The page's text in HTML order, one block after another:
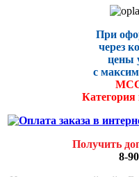
При
через
цены
с
МСС
Получить
8-